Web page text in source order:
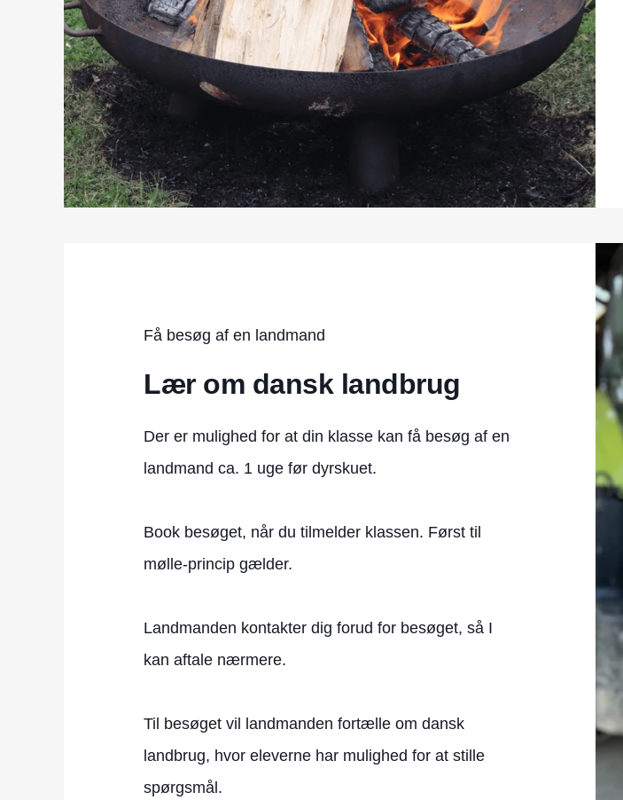
Få besøg af en landmand
Lær om dansk landbrug
Der er mulighed for at din klasse kan få besøg af en
landmand ca. 1 uge før dyrskuet.
Book besøget, når du tilmelder klassen. Først til
mølle-princip gælder.
Landmanden kontakter dig forud for besøget, så I
kan aftale nærmere.
Til besøget vil landmanden fortælle om dansk
landbrug, hvor eleverne har mulighed for at stille
spørgsmål.